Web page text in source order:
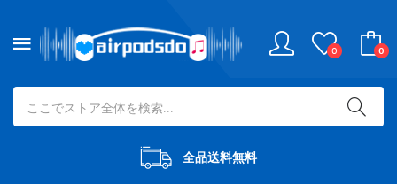
0 0
全品送料無料